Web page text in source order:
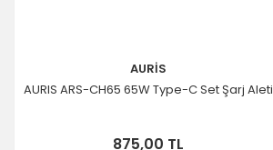
AURİS
AURIS ARS-CH65 65W Type-C Set Şarj Aleti
875,00 TL